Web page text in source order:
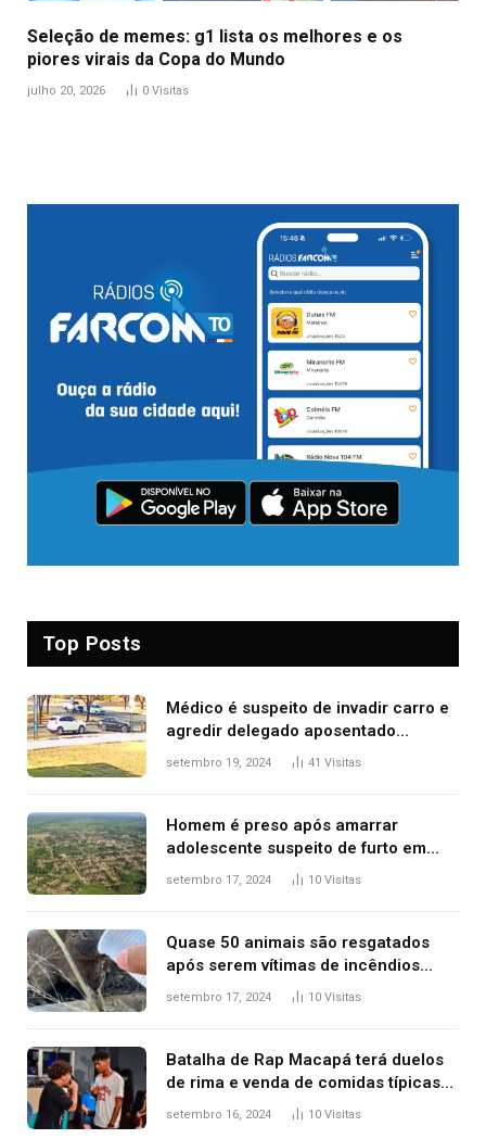
Seleção de memes: g1 lista os melhores e os
piores virais da Copa do Mundo
julho 20, 2026 0 Visitas
Top Posts
Médico é suspeito de invadir carro e
agredir delegado aposentado
durante confusão no trânsito
setembro 19, 2024 41 Visitas
Homem é preso após amarrar
adolescente suspeito de furto em
estaca de cerca e agredi-lo
setembro 17, 2024 10 Visitas
Quase 50 animais são resgatados
após serem vítimas de incêndios
florestais no Tocantins
setembro 17, 2024 10 Visitas
Batalha de Rap Macapá terá duelos
de rima e venda de comidas típicas
no Mercado Central
setembro 16, 2024 10 Visitas